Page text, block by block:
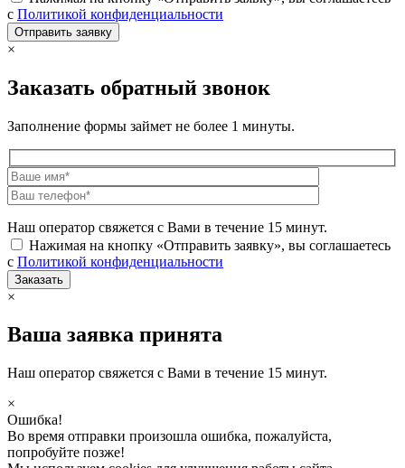
с Политикой конфиденциальности
×
Заказать обратный звонок
Заполнение формы займет не более 1 минуты.
Наш оператор свяжется с Вами в течение 15 минут.
Нажимая на кнопку «Отправить заявку», вы соглашаетесь
с Политикой конфиденциальности
×
Ваша заявка принята
Наш оператор свяжется с Вами в течение 15 минут.
×
Ошибка!
Во время отправки произошла ошибка, пожалуйста,
попробуйте позже!